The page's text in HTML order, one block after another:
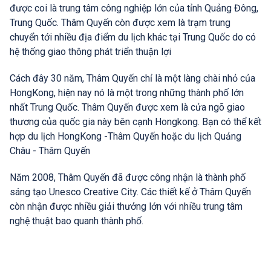
được coi là trung tâm công nghiệp lớn của tỉnh Quảng Đông,
Trung Quốc. Thâm Quyến còn được xem là trạm trung
chuyển tới nhiều địa điểm du lịch khác tại Trung Quốc do có
hệ thống giao thông phát triển thuận lợi
Cách đây 30 năm, Thâm Quyến chỉ là một làng chài nhỏ của
HongKong, hiện nay nó là một trong những thành phố lớn
nhất Trung Quốc. Thâm Quyến được xem là cửa ngõ giao
thương của quốc gia này bên cạnh Hongkong. Bạn có thể kết
hợp du lịch HongKong -Thâm Quyến hoặc du lịch Quảng
Châu - Thâm Quyến
Năm 2008, Thâm Quyến đã được công nhận là thành phố
sáng tạo Unesco Creative City. Các thiết kế ở Thâm Quyến
còn nhận được nhiều giải thưởng lớn với nhiều trung tâm
nghệ thuật bao quanh thành phố.